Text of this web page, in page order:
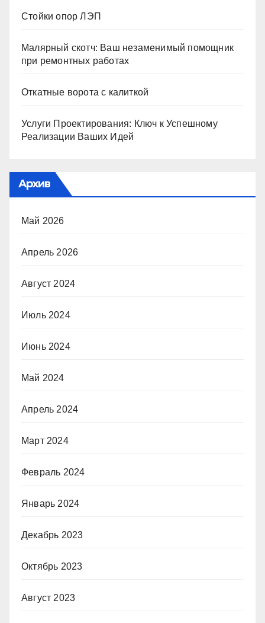
Стойки опор ЛЭП
Малярный скотч: Ваш незаменимый помощник
при ремонтных работах
Откатные ворота с калиткой
Услуги Проектирования: Ключ к Успешному
Реализации Ваших Идей
Архив
Май 2026
Апрель 2026
Август 2024
Июль 2024
Июнь 2024
Май 2024
Апрель 2024
Март 2024
Февраль 2024
Январь 2024
Декабрь 2023
Октябрь 2023
Август 2023